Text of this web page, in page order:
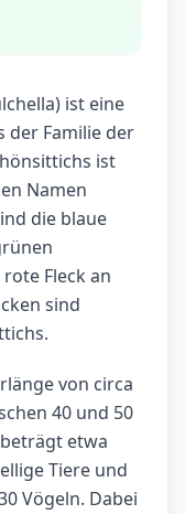
ist eine
der Familie der
ist
Namen
die blaue
Fleck an
sind
von circa
40 und 50
etwa
Tiere und
Vögeln. Dabei